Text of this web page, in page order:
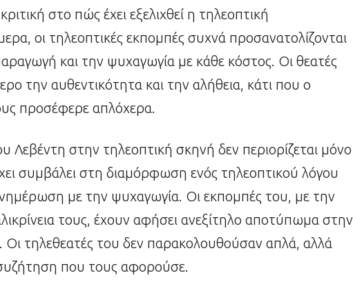
στο πώς έχει εξελιχθεί η τηλεοπτική
οι τηλεοπτικές εκπομπές συχνά προσανατολίζονται
και την ψυχαγωγία με κάθε κόστος. Οι θεατές
την αυθεντικότητα και την αλήθεια, κάτι που ο
προσέφερε απλόχερα.
Λεβέντη στην τηλεοπτική σκηνή δεν περιορίζεται μόνο
συμβάλει στη διαμόρφωση ενός τηλεοπτικού λόγου
με την ψυχαγωγία. Οι εκπομπές του, με την
τους, έχουν αφήσει ανεξίτηλο αποτύπωμα στην
Οι τηλεθεατές του δεν παρακολουθούσαν απλά, αλλά
που τους αφορούσε.